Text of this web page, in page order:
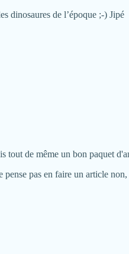
dinosaures de l’époque ;-) Jipé
tout de même un bon paquet
pas en faire un article